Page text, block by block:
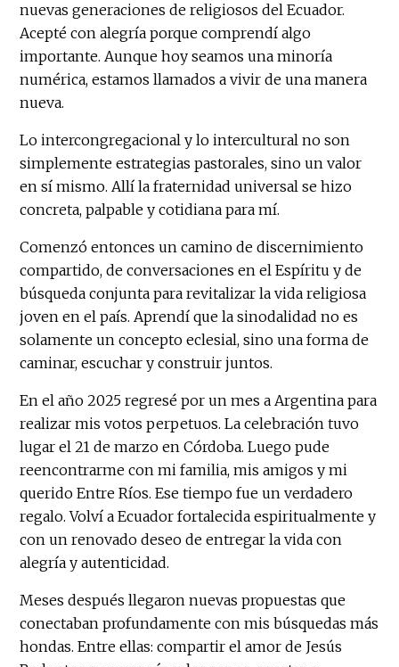
nuevas generaciones de religiosos del Ecuador.
Acepté con alegría porque comprendí algo
importante. Aunque hoy seamos una minoría
numérica, estamos llamados a vivir de una manera
nueva.
Lo intercongregacional y lo intercultural no son
simplemente estrategias pastorales, sino un valor
en sí mismo. Allí la fraternidad universal se hizo
concreta, palpable y cotidiana para mí.
Comenzó entonces un camino de discernimiento
compartido, de conversaciones en el Espíritu y de
búsqueda conjunta para revitalizar la vida religiosa
joven en el país. Aprendí que la sinodalidad no es
solamente un concepto eclesial, sino una forma de
caminar, escuchar y construir juntos.
En el año 2025 regresé por un mes a Argentina para
realizar mis votos perpetuos. La celebración tuvo
lugar el 21 de marzo en Córdoba. Luego pude
reencontrarme con mi familia, mis amigos y mi
querido Entre Ríos. Ese tiempo fue un verdadero
regalo. Volví a Ecuador fortalecida espiritualmente y
con un renovado deseo de entregar la vida con
alegría y autenticidad.
Meses después llegaron nuevas propuestas que
conectaban profundamente con mis búsquedas más
hondas. Entre ellas: compartir el amor de Jesús